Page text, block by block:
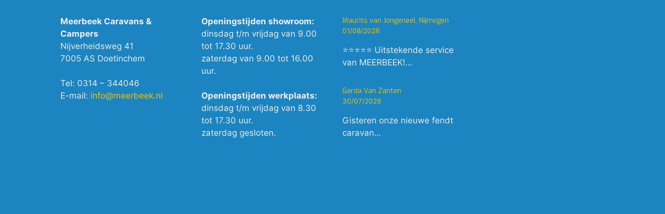
Meerbeek Caravans &
Campers
Nijverheidsweg 41
7005 AS Doetinchem
Tel: 0314 – 344046
E-mail: info@meerbeek.nl
Openingstijden showroom:
dinsdag t/m vrijdag van 9.00
tot 17.30 uur.
zaterdag van 9.00 tot 16.00
uur.
Openingstijden werkplaats:
dinsdag t/m vrijdag van 8.30
tot 17.30 uur.
zaterdag gesloten.
Maurits van Jongeneel, Nijmegen
01/08/2026
⭐⭐⭐⭐⭐ Uitstekende service
van MEERBEEK!…
Garda Van Zanten
30/07/2026
Gisteren onze nieuwe fendt
caravan…